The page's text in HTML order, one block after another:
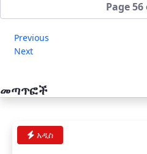
Page 56
Previous
Next
መጣጥፎች
አዲስ